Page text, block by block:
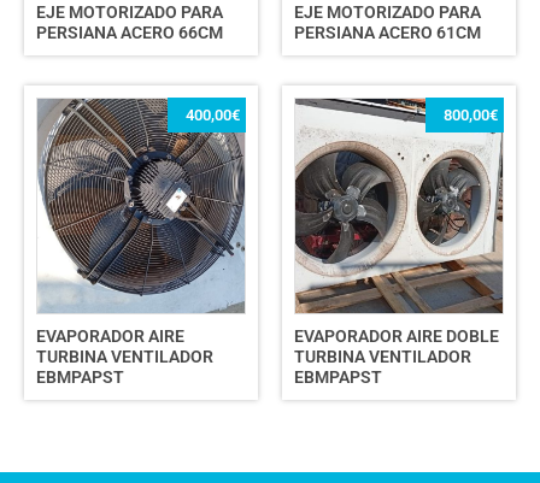
EJE MOTORIZADO PARA
PERSIANA ACERO 66CM
EJE MOTORIZADO PARA
PERSIANA ACERO 61CM
EVAPORADOR AIRE
TURBINA VENTILADOR
EBMPAPST
400,00€
EVAPORADOR AIRE DOBLE
TURBINA VENTILADOR
EBMPAPST
800,00€